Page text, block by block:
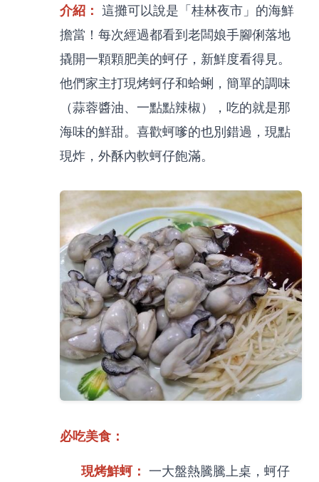
介紹： 這攤可以說是「桂林夜市」的海鮮
擔當！每次經過都看到老闆娘手腳俐落地
撬開一顆顆肥美的蚵仔，新鮮度看得見。
他們家主打現烤蚵仔和蛤蜊，簡單的調味
（蒜蓉醬油、一點點辣椒），吃的就是那
海味的鮮甜。喜歡蚵嗲的也別錯過，現點
現炸，外酥內軟蚵仔飽滿。
必吃美食：
現烤鮮蚵： 一大盤熱騰騰上桌，蚵仔